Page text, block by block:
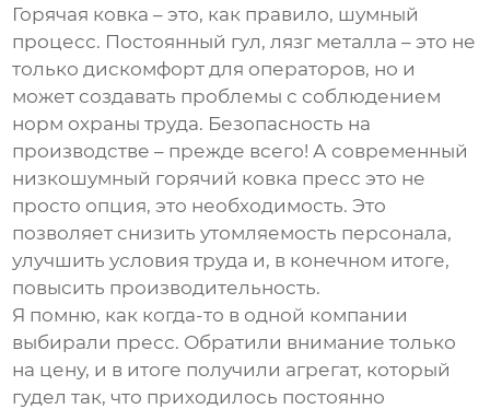
Горячая ковка – это, как правило, шумный
процесс. Постоянный гул, лязг металла – это не
только дискомфорт для операторов, но и
может создавать проблемы с соблюдением
норм охраны труда. Безопасность на
производстве – прежде всего! А современный
низкошумный горячий ковка пресс это не
просто опция, это необходимость. Это
позволяет снизить утомляемость персонала,
улучшить условия труда и, в конечном итоге,
повысить производительность.
Я помню, как когда-то в одной компании
выбирали пресс. Обратили внимание только
на цену, и в итоге получили агрегат, который
гудел так, что приходилось постоянно